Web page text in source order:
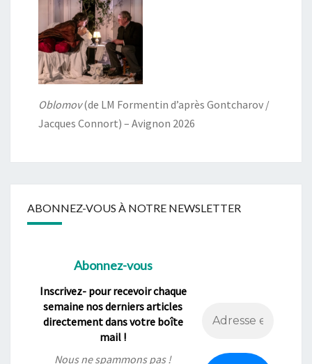
Oblomov(de LM Formentin d’après Gontcharov /
Jacques Connort) – Avignon 2026
ABONNEZ-VOUS À NOTRE NEWSLETTER
Abonnez-vous
Inscrivez- pour recevoir chaque
semaine nos derniers articles
directement dans votre boîte
mail !
Nous ne spammons pas !